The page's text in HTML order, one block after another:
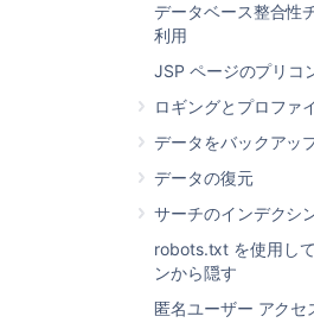
データベース整合性
利用
JSP ページのプリコ
ロギングとプロファ
データをバックアッ
データの復元
サーチのインデクシ
robots.txt を使用し
ンから隠す
匿名ユーザー アクセ
や、結果の解釈につ
対象外となります。
JMX とは何か
Java Management
アプリケーションを監視及び
です。JMX は、MBeans
ばれるオブジェクトを使用し
ンからデータやリソースを表示
Server または Jira Data
スタンスでは、JMX を有効化